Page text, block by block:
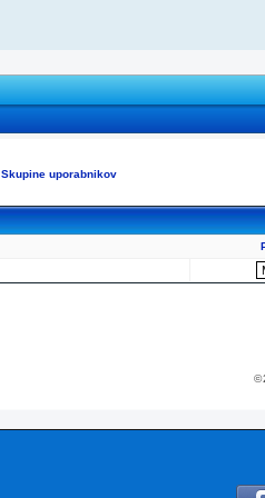
Skupine uporabnikov
©